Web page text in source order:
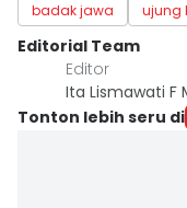
badak jawa ujung
Editorial Team
Editor
Ita Lismawati F
Tonton lebih seru di